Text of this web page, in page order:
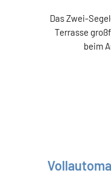
Das Zwei-
Terrasse
beim